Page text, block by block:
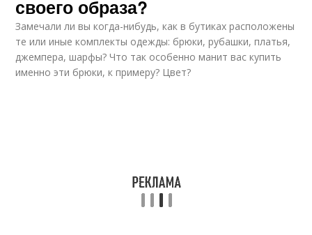
своего образа?
Замечали ли вы когда-нибудь, как в бутиках расположены
те или иные комплекты одежды: брюки, рубашки, платья,
джемпера, шарфы? Что так особенно манит вас купить
именно эти брюки, к примеру? Цвет?